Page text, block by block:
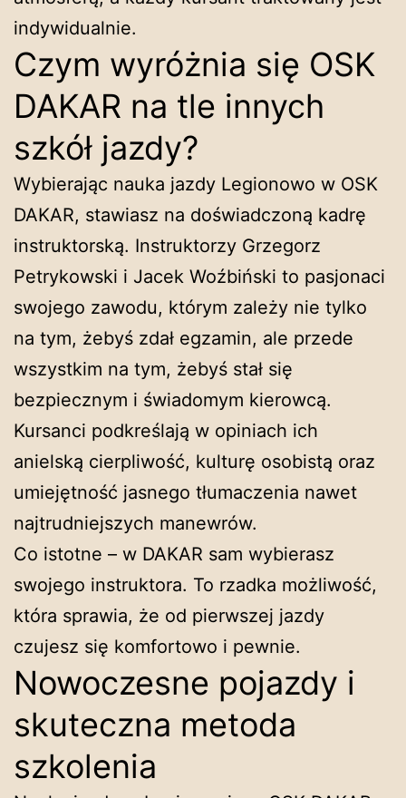
indywidualnie.
Czym wyróżnia się OSK
DAKAR na tle innych
szkół jazdy?
Wybierając nauka jazdy Legionowo w OSK
DAKAR, stawiasz na doświadczoną kadrę
instruktorską. Instruktorzy Grzegorz
Petrykowski i Jacek Woźbiński to pasjonaci
swojego zawodu, którym zależy nie tylko
na tym, żebyś zdał egzamin, ale przede
wszystkim na tym, żebyś stał się
bezpiecznym i świadomym kierowcą.
Kursanci podkreślają w opiniach ich
anielską cierpliwość, kulturę osobistą oraz
umiejętność jasnego tłumaczenia nawet
najtrudniejszych manewrów.
Co istotne – w DAKAR sam wybierasz
swojego instruktora. To rzadka możliwość,
która sprawia, że od pierwszej jazdy
czujesz się komfortowo i pewnie.
Nowoczesne pojazdy i
skuteczna metoda
szkolenia